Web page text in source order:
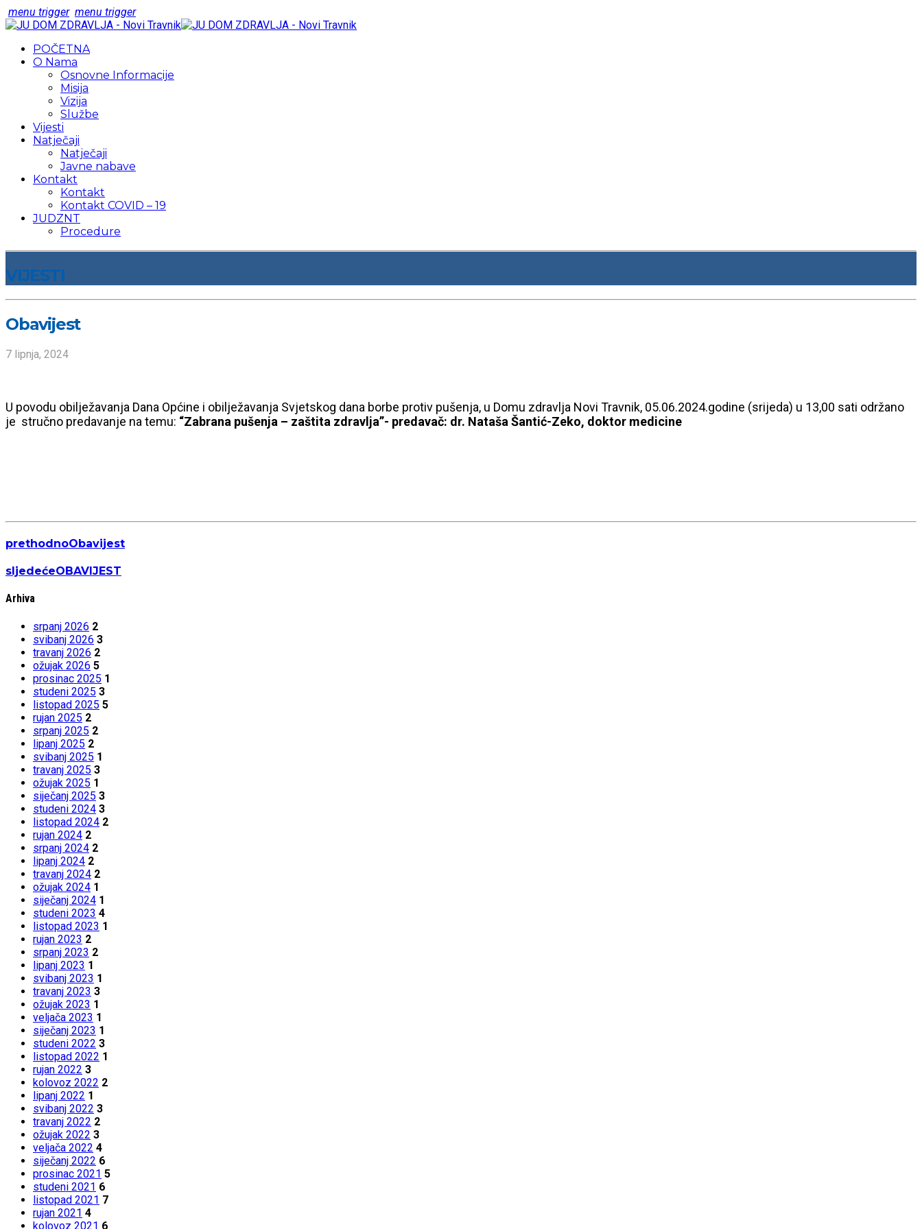
menu trigger menu trigger
POČETNA
O Nama
Osnovne Informacije
Misija
Vizija
Službe
Vijesti
Natječaji
Natječaji
Javne nabave
Kontakt
Kontakt
Kontakt COVID – 19
JUDZNT
Procedure
VIJESTI
Obavijest
7 lipnja, 2024
U povodu obilježavanja Dana Općine i obilježavanja Svjetskog dana borbe protiv pušenja, u Domu zdravlja Novi Travnik, 05.06.2024.godine (srijeda) u 13,00 sati održano
je stručno predavanje na temu: “Zabrana pušenja – zaštita zdravlja”- predavač: dr. Nataša Šantić-Zeko, doktor medicine
prethodnoObavijest
sljedećeOBAVIJEST
Arhiva
srpanj 2026 2
svibanj 2026 3
travanj 2026 2
ožujak 2026 5
prosinac 2025 1
studeni 2025 3
listopad 2025 5
rujan 2025 2
srpanj 2025 2
lipanj 2025 2
svibanj 2025 1
travanj 2025 3
ožujak 2025 1
siječanj 2025 3
studeni 2024 3
listopad 2024 2
rujan 2024 2
srpanj 2024 2
lipanj 2024 2
travanj 2024 2
ožujak 2024 1
siječanj 2024 1
studeni 2023 4
listopad 2023 1
rujan 2023 2
srpanj 2023 2
lipanj 2023 1
svibanj 2023 1
travanj 2023 3
ožujak 2023 1
veljača 2023 1
siječanj 2023 1
studeni 2022 3
listopad 2022 1
rujan 2022 3
kolovoz 2022 2
lipanj 2022 1
svibanj 2022 3
travanj 2022 2
ožujak 2022 3
veljača 2022 4
siječanj 2022 6
prosinac 2021 5
studeni 2021 6
listopad 2021 7
rujan 2021 4
kolovoz 2021 6